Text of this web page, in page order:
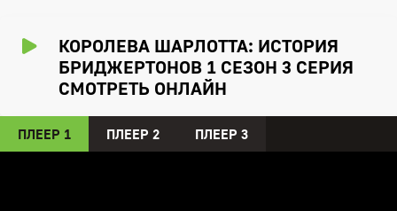
КОРОЛЕВА ШАРЛОТТА: ИСТОРИЯ
БРИДЖЕРТОНОВ 1 СЕЗОН 3 СЕРИЯ
СМОТРЕТЬ ОНЛАЙН
ПЛЕЕР 1 ПЛЕЕР 2 ПЛЕЕР 3